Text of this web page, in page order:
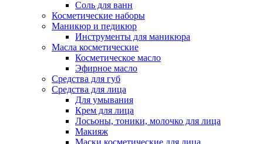
Соль для ванн
Косметические наборы
Маникюр и педикюр
Инструменты для маникюра
Масла косметические
Косметическое масло
Эфирное масло
Средства для губ
Средства для лица
Для умывания
Крем для лица
Лосьоны, тоники, молочко для лица
Макияж
Маски косметические для лица